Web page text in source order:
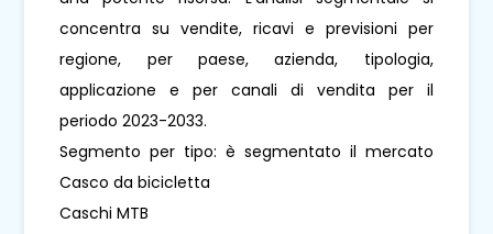
concentra su vendite, ricavi e previsioni per
regione, per paese, azienda, tipologia,
applicazione e per canali di vendita per il
periodo 2023-2033.
Segmento per tipo: è segmentato il mercato
Casco da bicicletta
Caschi MTB